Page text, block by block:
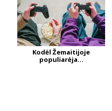
Kodėl Žemaitijoje
populiarėja...